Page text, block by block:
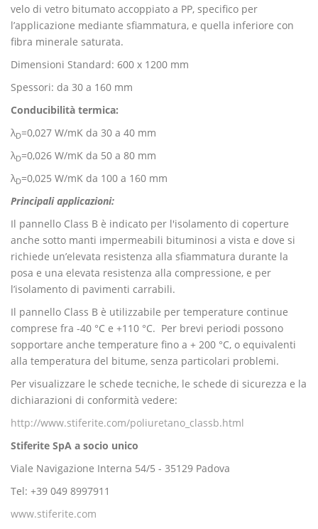
velo di vetro bitumato accoppiato a PP, specifico per
l’applicazione mediante sfiammatura, e quella inferiore con
fibra minerale saturata.
Dimensioni Standard: 600 x 1200 mm
Spessori: da 30 a 160 mm
Conducibilità termica:
λD=0,027 W/mK da 30 a 40 mm
λD=0,026 W/mK da 50 a 80 mm
λD=0,025 W/mK da 100 a 160 mm
Principali applicazioni:
Il pannello Class B è indicato per l'isolamento di coperture
anche sotto manti impermeabili bituminosi a vista e dove si
richiede un’elevata resistenza alla sfiammatura durante la
posa e una elevata resistenza alla compressione, e per
l’isolamento di pavimenti carrabili.
Il pannello Class B è utilizzabile per temperature continue
comprese fra -40 °C e +110 °C. Per brevi periodi possono
sopportare anche temperature fino a + 200 °C, o equivalenti
alla temperatura del bitume, senza particolari problemi.
Per visualizzare le schede tecniche, le schede di sicurezza e la
dichiarazioni di conformità vedere:
http://www.stiferite.com/poliuretano_classb.html
Stiferite SpA a socio unico
Viale Navigazione Interna 54/5 - 35129 Padova
Tel: +39 049 8997911
www.stiferite.com